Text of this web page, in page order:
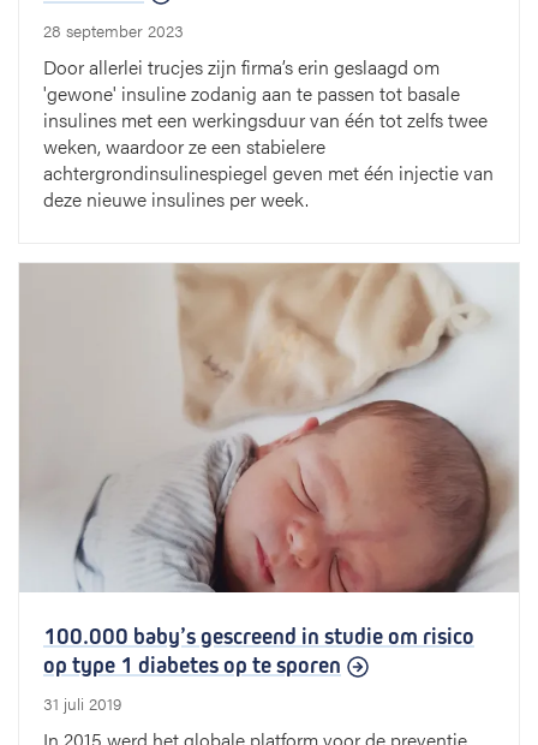
28 september 2023
Door allerlei trucjes zijn firma’s erin geslaagd om
'gewone' insuline zodanig aan te passen tot basale
insulines met een werkingsduur van één tot zelfs twee
weken, waardoor ze een stabielere
achtergrondinsulinespiegel geven met één injectie van
deze nieuwe insulines per week.
100.000 baby’s gescreend in studie om risico
op type 1 diabetes op te sporen
31 juli 2019